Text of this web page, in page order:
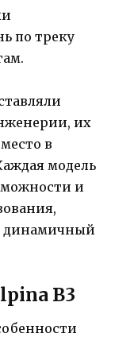
по треку
их
в
модель
и
динамичный
B3